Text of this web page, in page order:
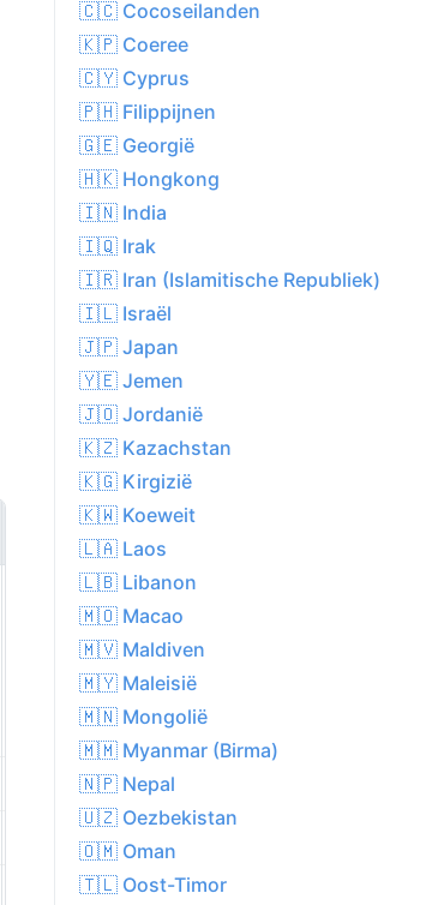
di 11. aug
Zonnig
36.0°C
34.6°C
33.1°C
🇨🇨 Cocoseilanden
🇰🇵 Coeree
🇨🇾 Cyprus
🇵🇭 Filippijnen
🇬🇪 Georgië
🇭🇰 Hongkong
🇮🇳 India
🇮🇶 Irak
🇮🇷 Iran (Islamitische Republiek)
🇮🇱 Israël
🇯🇵 Japan
🇾🇪 Jemen
🇯🇴 Jordanië
🇰🇿 Kazachstan
🇰🇬 Kirgizië
🇰🇼 Koeweit
🇱🇦 Laos
🇱🇧 Libanon
🇲🇴 Macao
🇲🇻 Maldiven
🇲🇾 Maleisië
🇲🇳 Mongolië
🇲🇲 Myanmar (Birma)
🇳🇵 Nepal
🇺🇿 Oezbekistan
🇴🇲 Oman
🇹🇱 Oost-Timor